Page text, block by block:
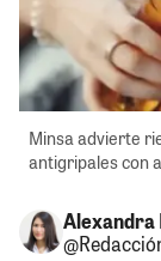
Minsa advierte
antigripales con
Alexandra